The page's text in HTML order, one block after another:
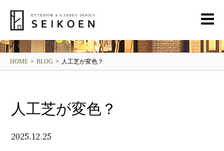
HOME > BLOG > 人工芝が変色？
人工芝が変色？
2025.12.25